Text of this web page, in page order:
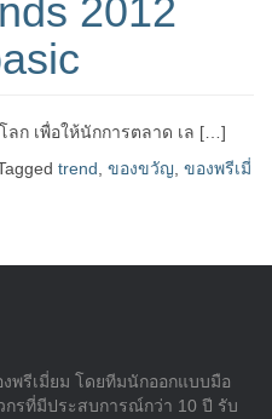
2012
ลก เพื่อให้นักการตลาด เล […]
trend ของขวัญ ของพรีเมี่
รีเมี่ยม โดยทีมนักออกแบบมือ
รที่มีประสบการณ์กว่า 10 ปี รับ